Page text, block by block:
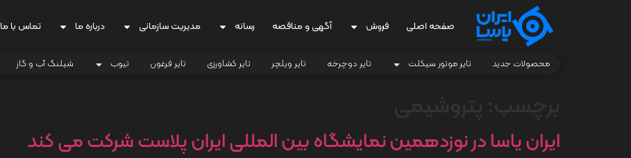
صفحه اصلی فروش آگهی و مناقصه رسانه مدیریت سازمانی درباره ما تماس با ما
محصولات جدید تایر موتور سیکلت تایر دوچرخه تایر ویلچر تایر کشاورزی تایر فرغون تیوب شیلنگ آب و گاز
ایران یاسا در نوزدهمین نمایشگاه بین المللی ایران پلاست شرکت می کند